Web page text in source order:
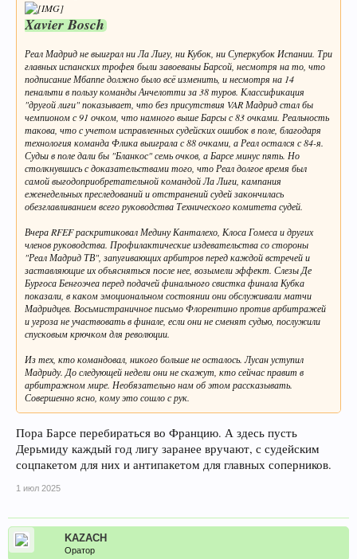
Xavier Bosch
Реал Мадрид не выиграл ни Ла Лигу, ни Кубок, ни Суперкубок Испании. Три
главных испанских трофея были завоеваны Барсой, несмотря на то, что
подписание Мбаппе должно было всё изменить, и несмотря на 14
пенальти в пользу команды Анчелотти за 38 туров. Классификация
"другой лиги" показывает, что без присутствия VAR Мадрид стал бы
чемпионом с 91 очком, что намного выше Барсы с 83 очками. Реальность
такова, что с учетом исправленных судейских ошибок в поле, благодаря
технология команда Флика выиграла с 88 очками, а Реал остался с 84-я.
Судьи в поле дали бы "Бланкос" семь очков, а Барсе минус пять. Но
столкнувшись с доказательствами того, что Реал долгое время был
самой выгодоприобретательной командой Ла Лиги, кампания
еженедельных преследований и отстранений судей закончилась
обезглавливанием всего руководства Технического комитета судей.
Вчера RFEF раскритиковал Медину Канталехо, Клоса Гомеса и других
членов руководства. Профилактические издевательства со стороны
"Реал Мадрид ТВ", запугивающих арбитров перед каждой встречей и
заставляющие их объясняться после нее, возымели эффект. Слезы Де
Бургоса Бенгоэчеа перед подачей финального свистка финала Кубка
показали, в каком эмоциональном состоянии они обслуживали матчи
Мадридцев. Восьмистраничное письмо Флорентино против арбитражей
и угроза не участвовать в финале, если они не сменят судью, послужили
спусковым крючком для революции.
Из тех, кто командовал, никого больше не осталось. Лусан уступил
Мадриду. До следующей недели они не скажут, кто сейчас правит в
арбитражном мире. Необязательно нам об этом рассказывать.
Совершенно ясно, кому это сошло с рук.
Пора Барсе перебираться во Францию. А здесь пусть
Дерьмиду каждый год лигу заранее вручают, с судейским
соцпакетом для них и антипакетом для главных соперников.
1 июл 2025
KAZACH
Оратор